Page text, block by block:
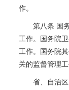
作。
第八条 国
工作。国务院
工作。国务院
关的监督管理工
省、自治